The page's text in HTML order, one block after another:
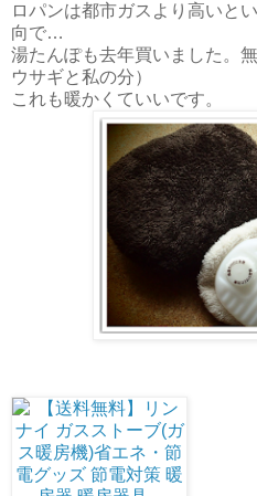
ロパンは都市ガスより高いと
向で…
湯たんぽも去年買いました。
ウサギと私の分）
これも暖かくていいです。